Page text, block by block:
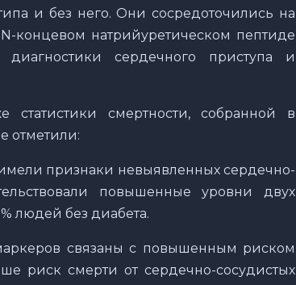
и без него. Они сосредоточились на
концевом натрийуретическом пептиде
сердечного приступа и
статистики смертности, собранной в
отметили:
признаки невыявленных сердечно-
повышенные уровни двух
людей без диабета.
связаны с повышенным риском
риск смерти от сердечно-сосудистых